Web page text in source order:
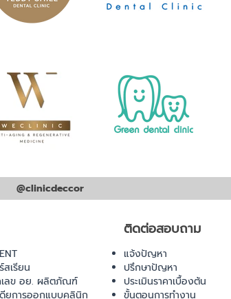
@clinicdeccor
ติดต่อสอบถาม
สเรียน
เลข อย. ผลิตภัณฑ์
ดียการออกแบบคลินิก
แจ้งปัญหา
ปรึกษาปัญหา
ประเมินราคาเบื้องต้น
ขั้นตอนการทำงาน